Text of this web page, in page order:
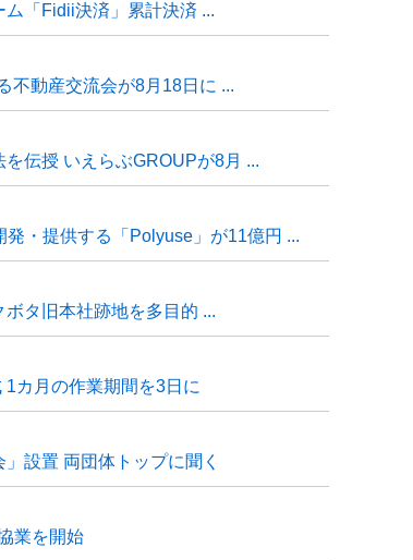
「Fidii決済」累計決済 ...
不動産交流会が8月18日に ...
伝授 いえらぶGROUPが8月 ...
・提供する「Polyuse」が11億円 ...
タ旧本社跡地を多目的 ...
カ月の作業期間を3日に
設置 両団体トップに聞く
業を開始